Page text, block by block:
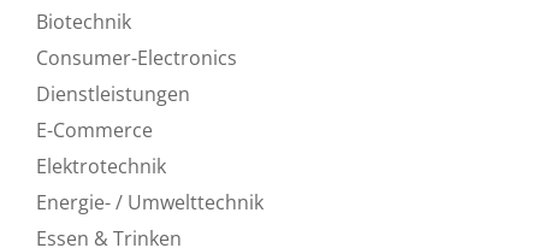
Biotechnik
Consumer-Electronics
Dienstleistungen
E-Commerce
Elektrotechnik
Energie- / Umwelttechnik
Essen & Trinken